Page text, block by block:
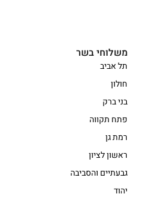
משלוחי בשר
תל אביב
חולון
בני ברק
פתח תקווה
רמת גן
ראשון לציון
גבעתיים והסביבה
יהוד